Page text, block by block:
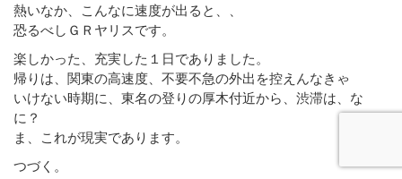
熱いなか、こんなに速度が出ると、、
恐るべしＧＲヤリスです。
楽しかった、充実した１日でありました。
帰りは、関東の高速度、不要不急の外出を控えんなきゃ
いけない時期に、東名の登りの厚木付近から、渋滞は、な
に？
ま、これが現実であります。
つづく。